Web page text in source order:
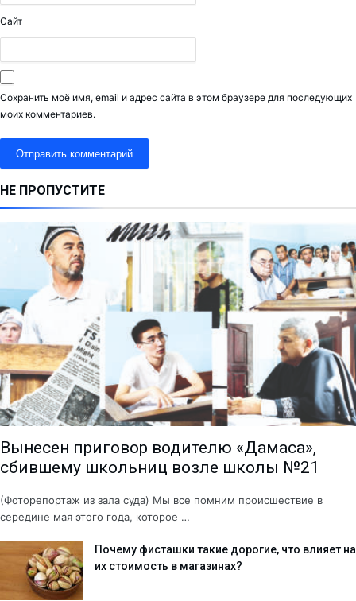
Сайт
Сохранить моё имя, email и адрес сайта в этом браузере для последующих
моих комментариев.
НЕ ПРОПУСТИТЕ
Вынесен приговор водителю «Дамаса»,
сбившему школьниц возле школы №21
(Фоторепортаж из зала суда) Мы все помним происшествие в
середине мая этого года, которое …
Почему фисташки такие дорогие, что влияет на
их стоимость в магазинах?